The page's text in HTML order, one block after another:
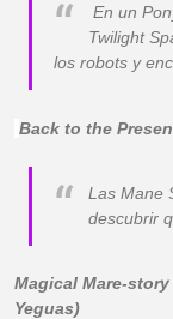
En un
Twilight
los robots y
Back to the
Las Mane
descubrir
Magical Mare-
Yeguas)